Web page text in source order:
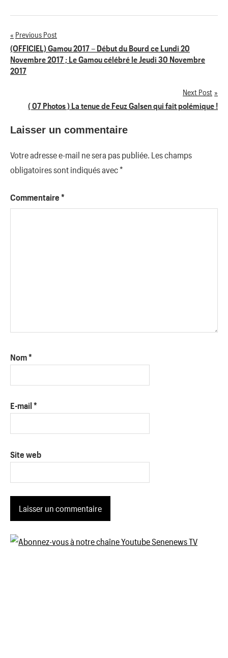
Navigation
de
Previous Post
(OFFICIEL) Gamou 2017 – Début du Bourd ce Lundi 20
Novembre 2017 ; Le Gamou célébré le Jeudi 30 Novembre
2017
Next Post
( 07 Photos ) La tenue de Feuz Galsen qui fait polémique !
Laisser un commentaire
Votre adresse e-mail ne sera pas publiée. Les champs
obligatoires sont indiqués avec*
Commentaire *
Nom*
E-mail *
Site web